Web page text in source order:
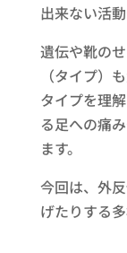
出来ない活
遺伝や靴の
（タイプ）
タイプを理
る足への痛
ます。
今回は、外
げたりする